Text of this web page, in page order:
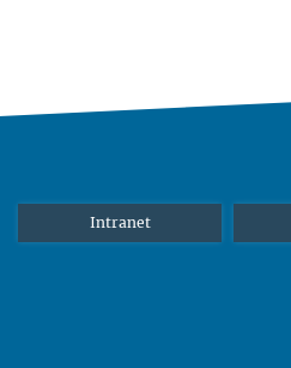
Intranet